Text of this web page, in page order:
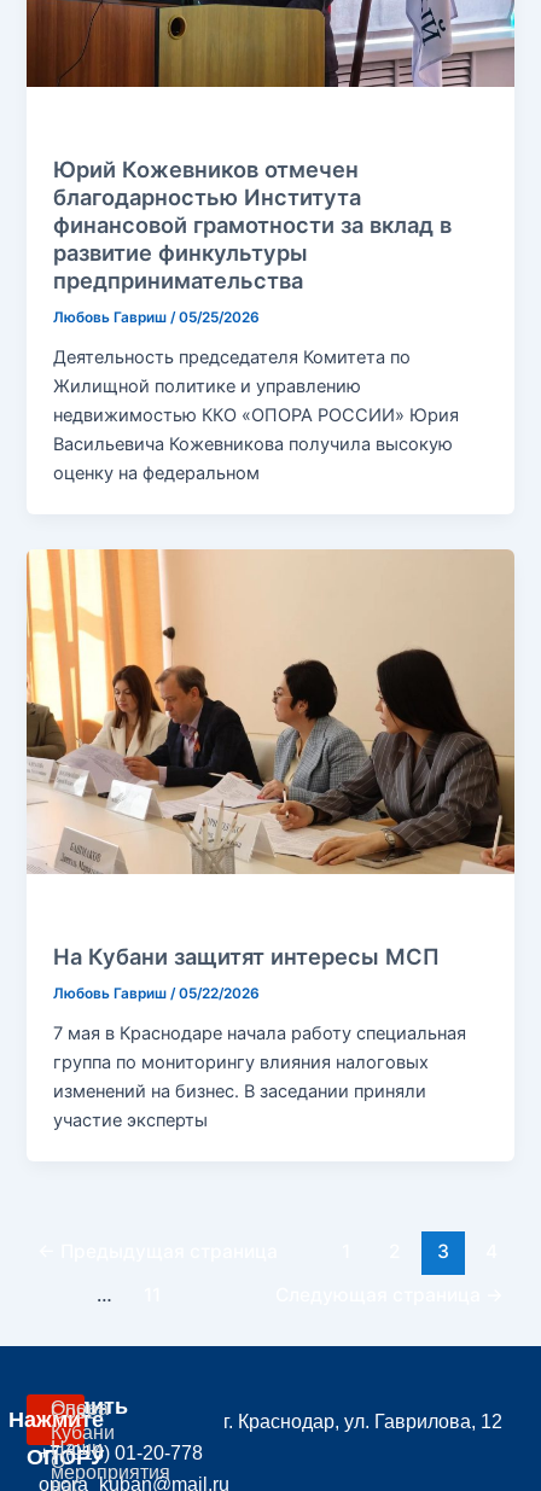
Юрий Кожевников отмечен
благодарностью Института
финансовой грамотности за вклад в
развитие финкультуры
предпринимательства
Любовь Гавриш/05/25/2026
Деятельность председателя Комитета по
Жилищной политике и управлению
недвижимостью ККО «ОПОРА РОССИИ» Юрия
Васильевича Кожевникова получила высокую
оценку на федеральном
На Кубани защитят интересы МСП
Любовь Гавриш/05/22/2026
7 мая в Краснодаре начала работу специальная
группа по мониторингу влияния налоговых
изменений на бизнес. В заседании приняли
участие эксперты
3
…
Опора
Кубани
О
нас
Совет
Наши
мероприятия
Вступить
В
ОПОРУ
Нажмите
г. Краснодар, ул. Гаврилова, 12
+7 (918) 01-20-778
opora_kuban@mail.ru